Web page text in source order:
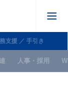
人事・採用
支援 ／ 手引き